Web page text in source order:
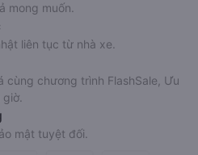
mong muốn.
liên tục từ nhà xe.
cùng chương trình FlashSale, Ưu
mật tuyệt đối.